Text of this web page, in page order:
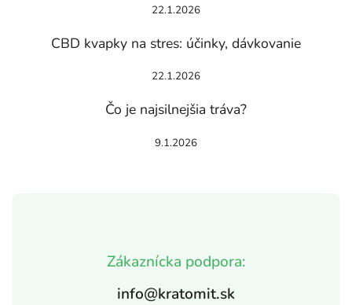
Zákaznícka podpora:
info@kratomit.sk
22.1.2026
CBD kvapky na stres: účinky, dávkovanie
22.1.2026
Čo je najsilnejšia tráva?
9.1.2026